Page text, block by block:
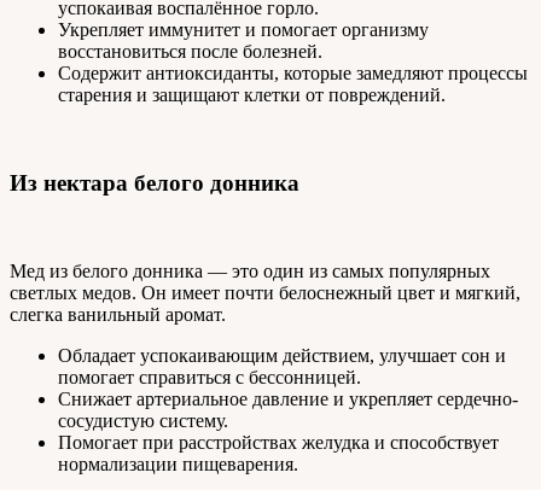
успокаивая воспалённое горло.
Укрепляет иммунитет и помогает организму
восстановиться после болезней.
Содержит антиоксиданты, которые замедляют процессы
старения и защищают клетки от повреждений.
Из нектара белого донника
Мед из белого донника — это один из самых популярных
светлых медов. Он имеет почти белоснежный цвет и мягкий,
слегка ванильный аромат.
Обладает успокаивающим действием, улучшает сон и
помогает справиться с бессонницей.
Снижает артериальное давление и укрепляет сердечно-
сосудистую систему.
Помогает при расстройствах желудка и способствует
нормализации пищеварения.